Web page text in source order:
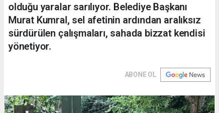
olduğu yaralar sarılıyor. Belediye Başkanı
Murat Kumral, sel afetinin ardından aralıksız
sürdürülen çalışmaları, sahada bizzat kendisi
yönetiyor.
ABONE OL